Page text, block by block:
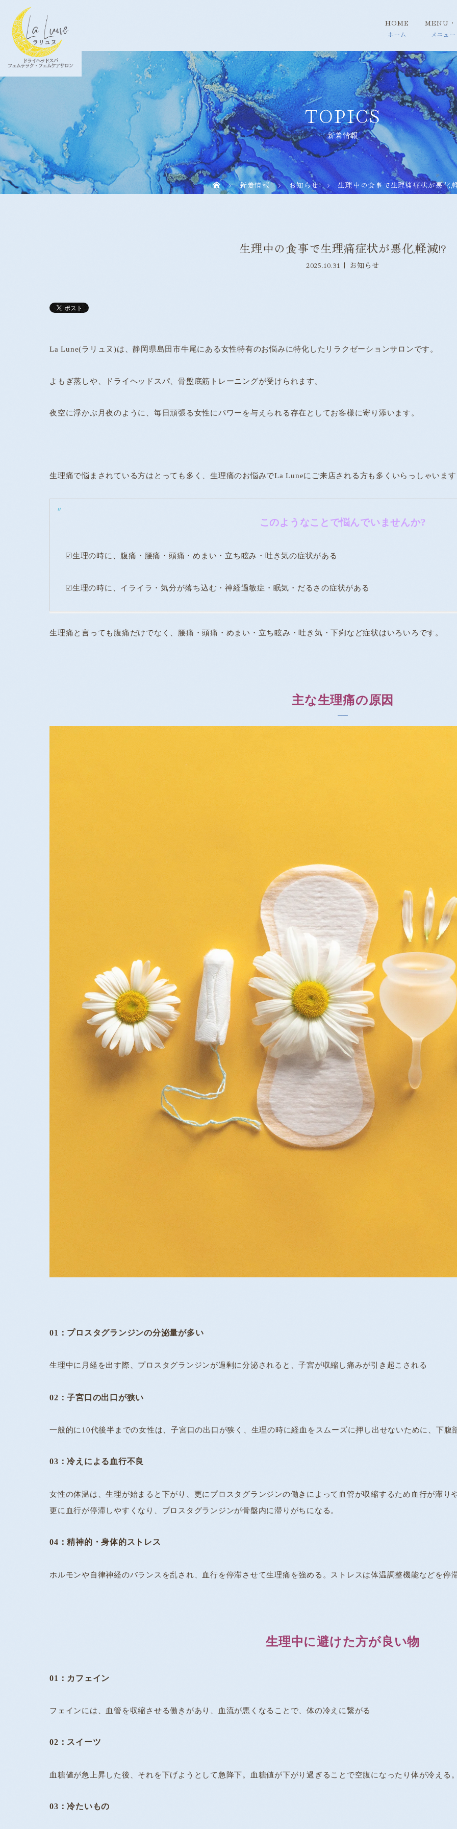
HOME MENU
TOPICS
新着情報
新着情報 お知らせ 生理中の食事で生理痛症状が悪化,
生理中の食事で生理痛症状が悪化,軽減!?
2025.10.31 お知らせ
La Lune(ラリュヌ)は、静岡県島田市牛尾にある女性特有のお悩みに特化したリラクゼーションサロンです。
よもぎ蒸しや、ドライヘッドスパ、骨盤底筋トレーニングが受けられます。
夜空に浮かぶ月夜のように、毎日頑張る女性にパワーを与えられる存在としてお客様に寄り添います。
生理痛で悩まされている方はとっても多く、生理痛のお悩みでLa Luneにご来店される方も多くいらっしゃいま
このようなことで悩んでいませんか?
☑生理の時に、腹痛・腰痛・頭痛・めまい・立ち眩み・吐き気の症状がある
☑生理の時に、イライラ・気分が落ち込む・神経過敏症・眠気・だるさの症状がある
生理痛と言っても腹痛だけでなく、腰痛・頭痛・めまい・立ち眩み・吐き気・下痢など症状はいろいろです。
主な生理痛の原因
01：プロスタグランジンの分泌量が多い
生理中に月経を出す際、プロスタグランジンが過剰に分泌されると、子宮が収縮し痛みが引き起こされる
02：子宮口の出口が狭い
一般的に10代後半までの女性は、子宮口の出口が狭く、生理の時に経血をスムーズに押し出せないために、下腹
03：冷えによる血行不良
女性の体温は、生理が始まると下がり、更にプロスタグランジンの働きによって血管が収縮するため血行が滞り
更に血行が停滞しやすくなり、プロスタグランジンが骨盤内に滞りがちになる。
04：精神的・身体的ストレス
ホルモンや自律神経のバランスを乱され、血行を停滞させて生理痛を強める。ストレスは体温調整機能などを停
生理中に避けた方が良い物
01：カフェイン
フェインには、血管を収縮させる働きがあり、血流が悪くなることで、体の冷えに繋がる
02：スイーツ
血糖値が急上昇した後、それを下げようとして急降下。血糖値が下がり過ぎることで空腹になったり体が冷え
03：冷たいもの